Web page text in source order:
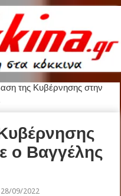
της Κυβέρνησης στην
ο Βαγγέλης
09/2022